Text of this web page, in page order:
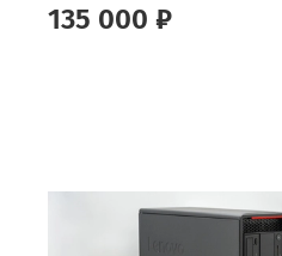
135 000 ₽